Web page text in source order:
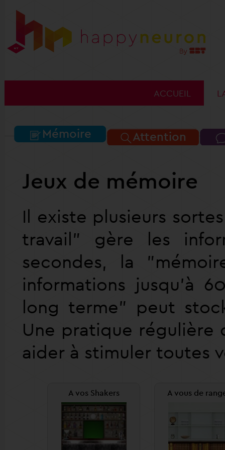
ACCUEIL
Mémoire Attention
Jeux de mémoire
Il existe plusieurs
travail" gère les
secondes, la
informations jusqu'à
long terme" peut
Une pratique régulière
aider à stimuler toutes
A vos Shakers A vous de